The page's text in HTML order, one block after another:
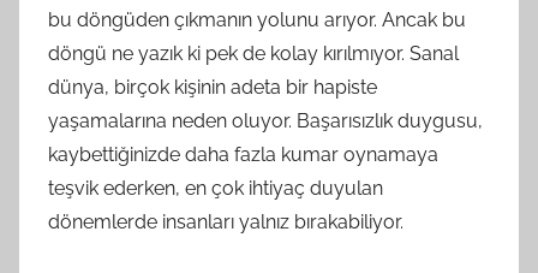
bu döngüden çıkmanın yolunu arıyor. Ancak bu
döngü ne yazık ki pek de kolay kırılmıyor. Sanal
dünya, birçok kişinin adeta bir hapiste
yaşamalarına neden oluyor. Başarısızlık duygusu,
kaybettiğinizde daha fazla kumar oynamaya
teşvik ederken, en çok ihtiyaç duyulan
dönemlerde insanları yalnız bırakabiliyor.